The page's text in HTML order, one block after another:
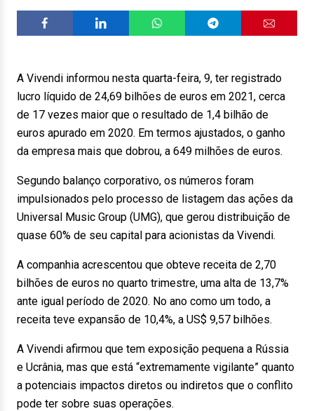
A Vivendi informou nesta quarta-feira, 9, ter registrado
lucro líquido de 24,69 bilhões de euros em 2021, cerca
de 17 vezes maior que o resultado de 1,4 bilhão de
euros apurado em 2020. Em termos ajustados, o ganho
da empresa mais que dobrou, a 649 milhões de euros.
Segundo balanço corporativo, os números foram
impulsionados pelo processo de listagem das ações da
Universal Music Group (UMG), que gerou distribuição de
quase 60% de seu capital para acionistas da Vivendi.
A companhia acrescentou que obteve receita de 2,70
bilhões de euros no quarto trimestre, uma alta de 13,7%
ante igual período de 2020. No ano como um todo, a
receita teve expansão de 10,4%, a US$ 9,57 bilhões.
A Vivendi afirmou que tem exposição pequena a Rússia
e Ucrânia, mas que está “extremamente vigilante” quanto
a potenciais impactos diretos ou indiretos que o conflito
pode ter sobre suas operações.